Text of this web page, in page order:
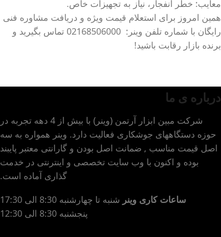
معایب: خطر انفجار، نیاز به تجهیزات خاص.
همین امروز برای استعلام قیمت ویژه و دریافت مشاوره فنی
رایگان با شماره تلفن وینر: 02168506000 تماس بگیرید و
برنده بازار رقابت باشید!
درباره ی ما
شرکت مبین ابزار آرتمن (وینر) با بیش از 4 دهه تجربه در
حوزه دستگاههای جوشکاری فعالیت دارد. وینر همواره به سه
اصل قیمت مناسب , ضمانت اصل بودن و گارانتی معتبر پایبند
بوده و اکنون با وب سایت تخصصی و اینترنتی در خدمت
گذاری آماده است.
ساعات کاری وینر شنبه تا چهارشنبه 8:30 الی 17:30
پنجشنبه 8:30 الی 12:30